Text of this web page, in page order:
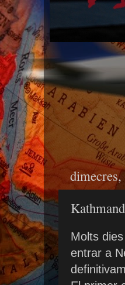
dimecres,
Molts
entrar a